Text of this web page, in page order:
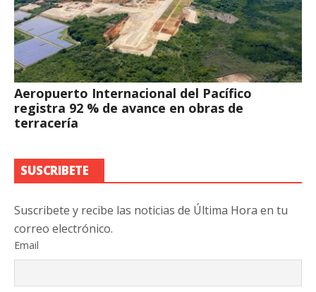
Aeropuerto Internacional del Pacífico
registra 92 % de avance en obras de
terracería
SUSCRIBETE
Suscribete y recibe las noticias de Última Hora en tu
correo electrónico.
Email